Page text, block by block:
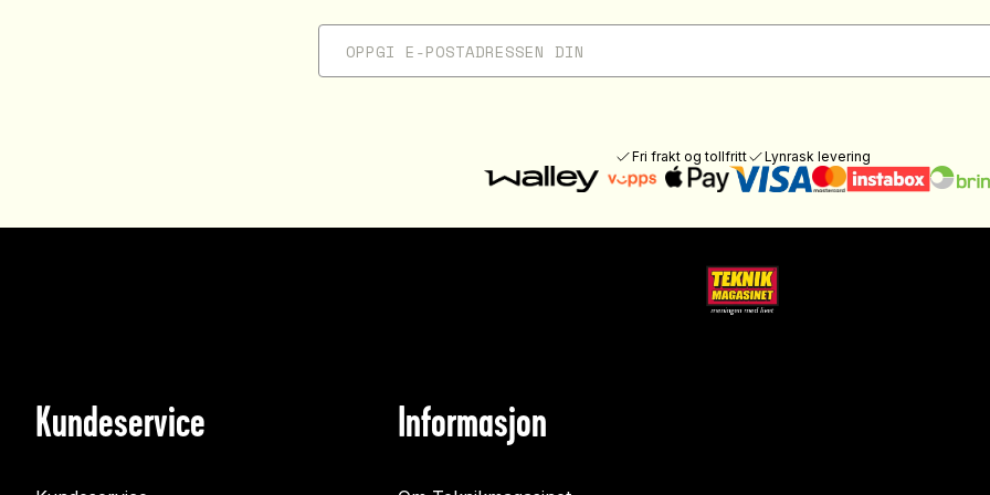
Fri frakt og tollfritt Lynrask levering
Kundeservice Informasjon